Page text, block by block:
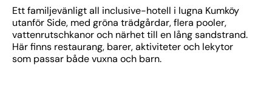
Ett familjevänligt all inclusive-hotell i lugna Kumköy
utanför Side, med gröna trädgårdar, flera pooler,
vattenrutschkanor och närhet till en lång sandstrand.
Här finns restaurang, barer, aktiviteter och lekytor
som passar både vuxna och barn.